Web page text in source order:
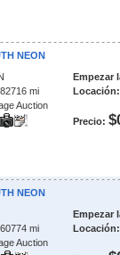
NEON
mi
Auction
Empezar
Locación:
Precio:
NEON
mi
Auction
Empezar
Locación: